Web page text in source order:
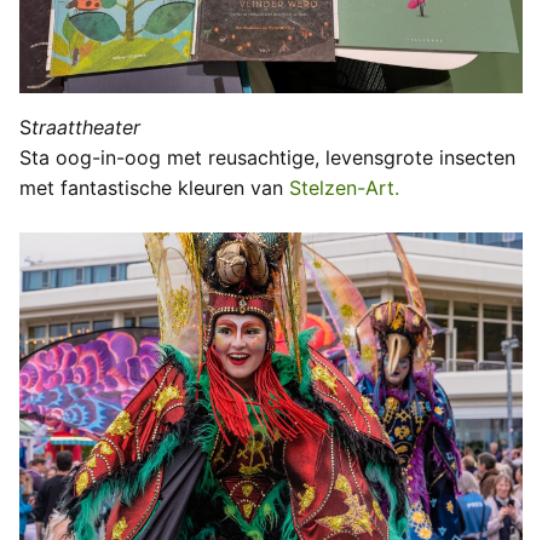
Straattheater
Sta oog-in-oog met reusachtige, levensgrote insecten
met fantastische kleuren van Stelzen-Art.